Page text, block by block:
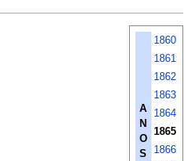
A
N
O
S
1860
1861
1862
1863
1864
1865
1866